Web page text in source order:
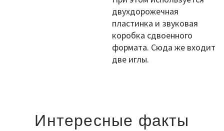
двухдорожечная
пластинка и звуковая
коробка сдвоенного
формата. Сюда же входит
две иглы.
Интересные факты